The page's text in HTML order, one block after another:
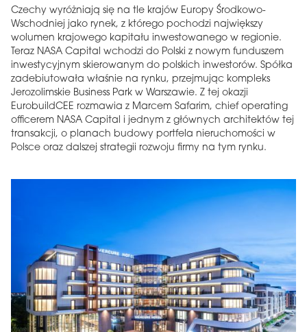
Czechy wyróżniają się na tle krajów Europy Środkowo-
Wschodniej jako rynek, z którego pochodzi największy
wolumen krajowego kapitału inwestowanego w regionie.
Teraz NASA Capital wchodzi do Polski z nowym funduszem
inwestycyjnym skierowanym do polskich inwestorów. Spółka
zadebiutowała właśnie na rynku, przejmując kompleks
Jerozolimskie Business Park w Warszawie. Z tej okazji
EurobuildCEE rozmawia z Marcem Safarim, chief operating
officerem NASA Capital i jednym z głównych architektów tej
transakcji, o planach budowy portfela nieruchomości w
Polsce oraz dalszej strategii rozwoju firmy na tym rynku.